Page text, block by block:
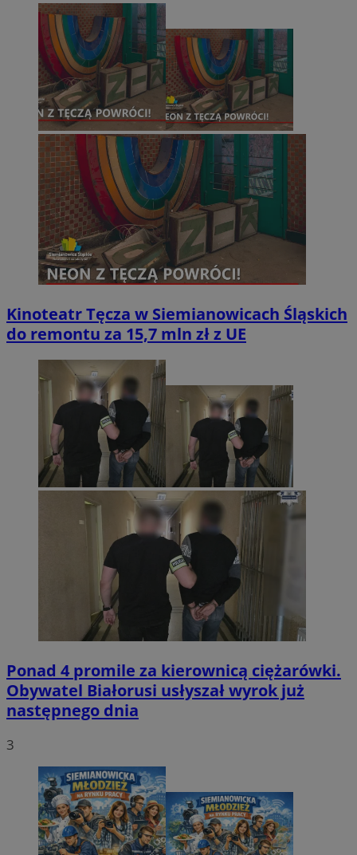
Kinoteatr Tęcza w Siemianowicach Śląskich
do remontu za 15,7 mln zł z UE
Ponad 4 promile za kierownicą ciężarówki.
Obywatel Białorusi usłyszał wyrok już
następnego dnia
3